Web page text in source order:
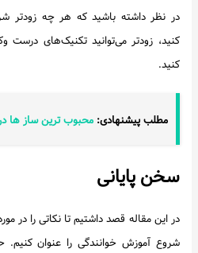
در نظر داشته باشید که هر چه زودتر
کنید، زودتر می‌توانید تکنیک‌های درست
کنید.
مطلب پیشنهادی:محبوب ترین ساز ها
سخن پایانی
در این مقاله قصد داشتیم تا نکاتی را در
شروع آموزش خوانندگی را عنوان